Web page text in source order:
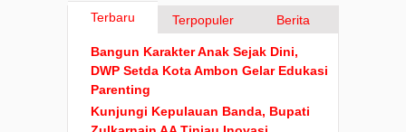
Terbaru Terpopuler Berita
Bangun Karakter Anak Sejak Dini,
DWP Setda Kota Ambon Gelar Edukasi
Parenting
Kunjungi Kepulauan Banda, Bupati